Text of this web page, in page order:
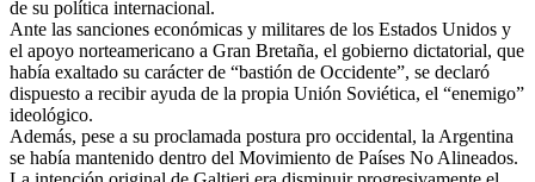
de su política internacional.
Ante las sanciones económicas y militares de los Estados Unidos y
el apoyo norteamericano a Gran Bretaña, el gobierno dictatorial, que
había exaltado su carácter de “bastión de Occidente”, se declaró
dispuesto a recibir ayuda de la propia Unión Soviética, el “enemigo”
ideológico.
Además, pese a su proclamada postura pro occidental, la Argentina
se había mantenido dentro del Movimiento de Países No Alineados.